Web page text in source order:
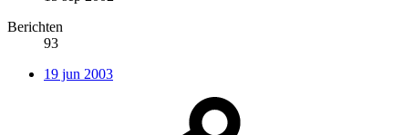
Berichten
93
19 jun 2003